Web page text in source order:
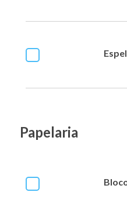
Papelaria